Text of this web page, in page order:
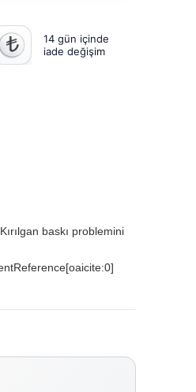
14 gün içinde
iade değişim
baskı problemini